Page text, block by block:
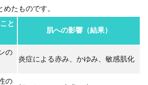
めたものです。
と
肌への影響（結果）
の
炎症による赤み、かゆみ、敏感肌化
の